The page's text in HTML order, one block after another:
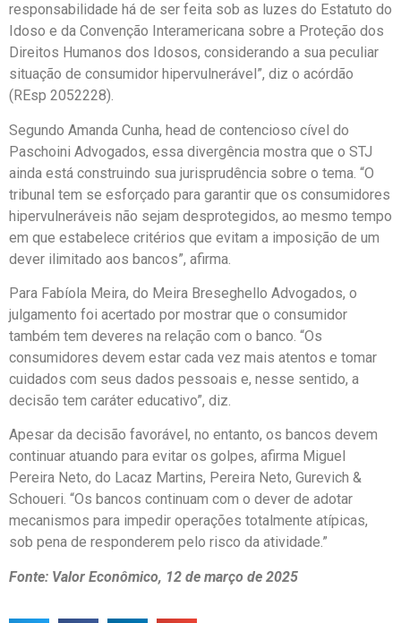
responsabilidade há de ser feita sob as luzes do Estatuto do
Idoso e da Convenção Interamericana sobre a Proteção dos
Direitos Humanos dos Idosos, considerando a sua peculiar
situação de consumidor hipervulnerável”, diz o acórdão
(REsp 2052228).
Segundo Amanda Cunha, head de contencioso cível do
Paschoini Advogados, essa divergência mostra que o STJ
ainda está construindo sua jurisprudência sobre o tema. “O
tribunal tem se esforçado para garantir que os consumidores
hipervulneráveis não sejam desprotegidos, ao mesmo tempo
em que estabelece critérios que evitam a imposição de um
dever ilimitado aos bancos”, afirma.
Para Fabíola Meira, do Meira Breseghello Advogados, o
julgamento foi acertado por mostrar que o consumidor
também tem deveres na relação com o banco. “Os
consumidores devem estar cada vez mais atentos e tomar
cuidados com seus dados pessoais e, nesse sentido, a
decisão tem caráter educativo”, diz.
Apesar da decisão favorável, no entanto, os bancos devem
continuar atuando para evitar os golpes, afirma Miguel
Pereira Neto, do Lacaz Martins, Pereira Neto, Gurevich &
Schoueri. “Os bancos continuam com o dever de adotar
mecanismos para impedir operações totalmente atípicas,
sob pena de responderem pelo risco da atividade.”
Fonte: Valor Econômico, 12 de março de 2025